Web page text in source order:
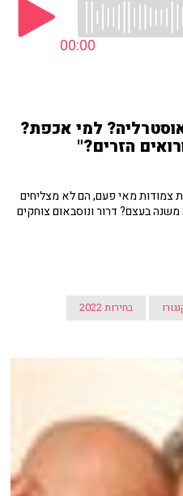
00:00
למי אכפת?
הזרים?"
צמודות מאי פעם, הם לא מצליחים
בעצם? דרור ונוסבאום צוחקים
בחירות 2022